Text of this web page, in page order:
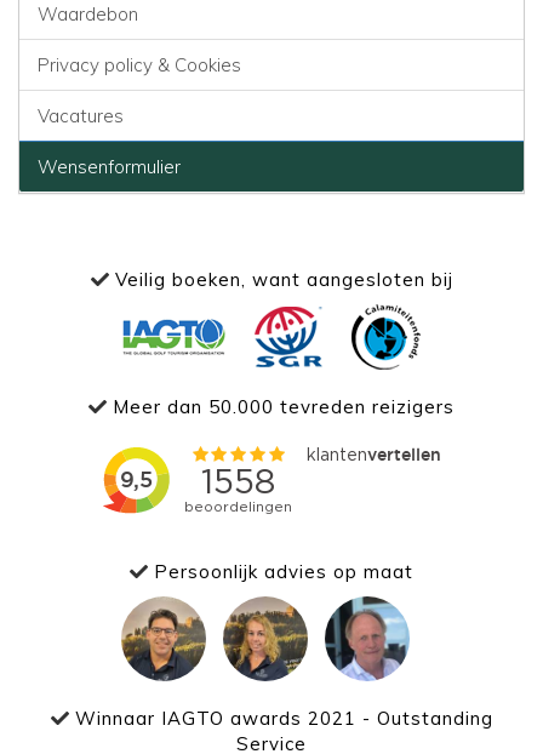
Waardebon
Privacy policy & Cookies
Vacatures
Wensenformulier
Veilig boeken, want aangesloten bij
Meer dan 50.000 tevreden reizigers
Persoonlijk advies op maat
Winnaar IAGTO awards 2021 - Outstanding
Service